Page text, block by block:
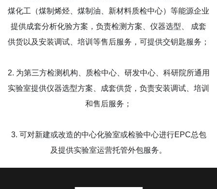
煤化工（煤制烯烃、煤制油、新材料质检中心）等能源企业
提供成套分析化验方案，负责检测方案、仪器选型、
成套
供货以及安装调试、培训等售后服务，可提供交钥匙服务；
2. 为第三方检测机构、质检中心、研发中心、科研院所通用
实验室提供仪器选型方案、成套供货，负责安装调试、培训
和售后服务；
3. 可对新建或改造的中心化验室或检验中心进行EPC总包
及提供实验室运营托管外包服务。